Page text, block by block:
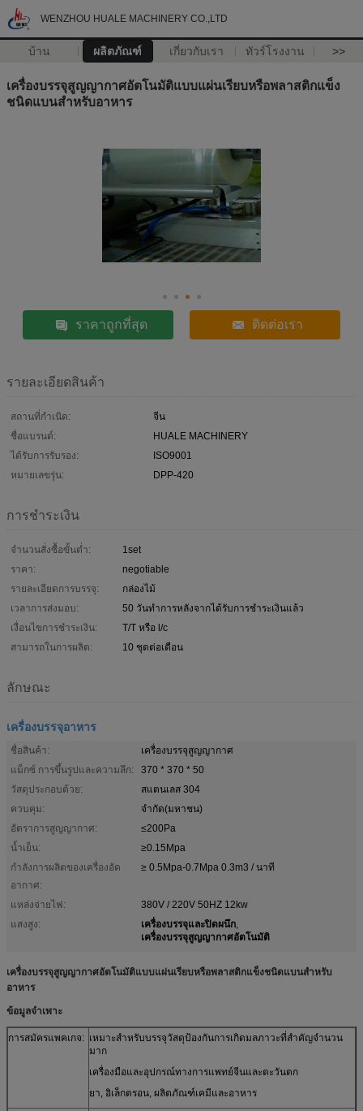
WENZHOU HUALE MACHINERY CO.,LTD
บ้าน ผลิตภัณฑ์ เกี่ยวกับเรา ทัวร์โรงงาน >>
เครื่องบรรจุสูญญากาศอัตโนมัติแบบแผ่นเรียบหรือพลาสติกแข็ง
ชนิดแบนสำหรับอาหาร
ราคาถูกที่สุด ติดต่อเรา
รายละเอียดสินค้า
สถานที่กำเนิด:
จีน
ชื่อแบรนด์:
HUALE MACHINERY
ได้รับการรับรอง:
ISO9001
หมายเลขรุ่น:
DPP-420
การชำระเงิน
จำนวนสั่งซื้อขั้นต่ำ:
1set
ราคา:
negotiable
รายละเอียดการบรรจุ:
กล่องไม้
เวลาการส่งมอบ:
50 วันทำการหลังจากได้รับการชำระเงินแล้ว
เงื่อนไขการชำระเงิน:
T/T หรือ l/c
สามารถในการผลิต:
10 ชุดต่อเดือน
ลักษณะ
เครื่องบรรจุอาหาร
ชื่อสินค้า:
เครื่องบรรจุสูญญากาศ
แม็กซ์ การขึ้นรูปและความลึก:
370 * 370 * 50
วัสดุประกอบด้วย:
สแตนเลส 304
ควบคุม:
จำกัด(มหาชน)
อัตราการสูญญากาศ:
≤200Pa
น้ำเย็น:
≥0.15Mpa
กำลังการผลิตของเครื่องอัด
อากาศ:
≥ 0.5Mpa-0.7Mpa 0.3m3 / นาที
แหล่งจ่ายไฟ:
380V / 220V 50HZ 12kw
แสงสูง:
เครื่องบรรจุและปิดผนึก,
เครื่องบรรจุสูญญากาศอัตโนมัติ
เครื่องบรรจุสูญญากาศอัตโนมัติแบบแผ่นเรียบหรือพลาสติกแข็งชนิดแบนสำหรับ
อาหาร
ข้อมูลจำเพาะ
การสมัครแพคเกจ: เหมาะสำหรับบรรจุวัสดุป้องกันการเกิดมลภาวะที่สำคัญจำนวน
มาก
เครื่องมือและอุปกรณ์ทางการแพทย์จีนและตะวันตก
ยา, อิเล็กตรอน, ผลิตภัณฑ์เคมีและอาหาร